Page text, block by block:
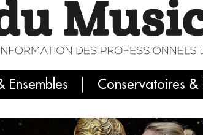
Ensembles Conservatoires &
du jour Le numéro du mois